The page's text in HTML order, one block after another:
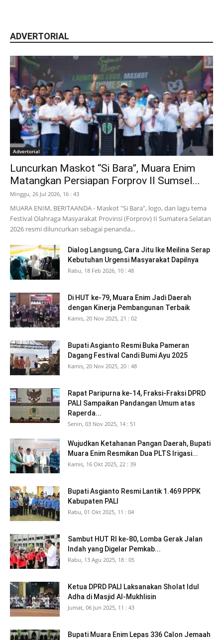
ADVERTORIAL
Advertorial
Luncurkan Maskot “Si Bara”, Muara Enim
Matangkan Persiapan Forprov II Sumsel...
Minggu, 26 Jul 2026, 16 : 43
MUARA ENIM, BERITAANDA - Maskot "Si Bara", logo, dan lagu tema
Festival Olahraga Masyarakat Provinsi (Forprov) II Sumatera Selatan
2026 resmi diluncurkan sebagai penanda...
Dialog Langsung, Cara Jitu Ike Meilina Serap
Kebutuhan Urgensi Masyarakat Dapilnya
Rabu, 18 Feb 2026, 10 : 48
Di HUT ke-79, Muara Enim Jadi Daerah
dengan Kinerja Pembangunan Terbaik
Kamis, 20 Nov 2025, 21 : 02
Bupati Asgianto Resmi Buka Pameran
Dagang Festival Candi Bumi Ayu 2025
Kamis, 20 Nov 2025, 20 : 48
Rapat Paripurna ke-14, Fraksi-Fraksi DPRD
PALI Sampaikan Pandangan Umum atas
Raperda...
Senin, 03 Nov 2025, 14 : 51
Wujudkan Ketahanan Pangan Daerah, Bupati
Muara Enim Resmikan Dua PLTS Irigasi...
Kamis, 16 Okt 2025, 22 : 39
Bupati Asgianto Resmi Lantik 1.469 PPPK
Kabupaten PALI
Rabu, 01 Okt 2025, 11 : 04
Sambut HUT RI ke-80, Lomba Gerak Jalan
Indah yang Digelar Pemkab...
Rabu, 13 Agu 2025, 18 : 05
Ketua DPRD PALI Laksanakan Sholat Idul
Adha di Masjid Al-Mukhlisin
Jumat, 06 Jun 2025, 11 : 43
Bupati Muara Enim Lepas 336 Calon Jemaah